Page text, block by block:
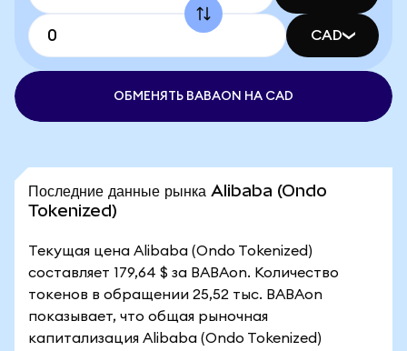
CAD
ОБМЕНЯТЬ BABAON НА CAD
Последние данные рынка Alibaba (Ondo
Tokenized)
Текущая цена Alibaba (Ondo Tokenized)
составляет 179,64 $ за BABAon. Количество
токенов в обращении 25,52 тыс. BABAon
показывает, что общая рыночная
капитализация Alibaba (Ondo Tokenized)